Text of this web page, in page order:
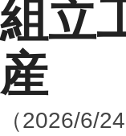
組立
産
（2026/6/